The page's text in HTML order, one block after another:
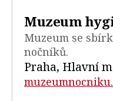
Muzeum
Muzeum se
nočníků.
Praha, Hlavní